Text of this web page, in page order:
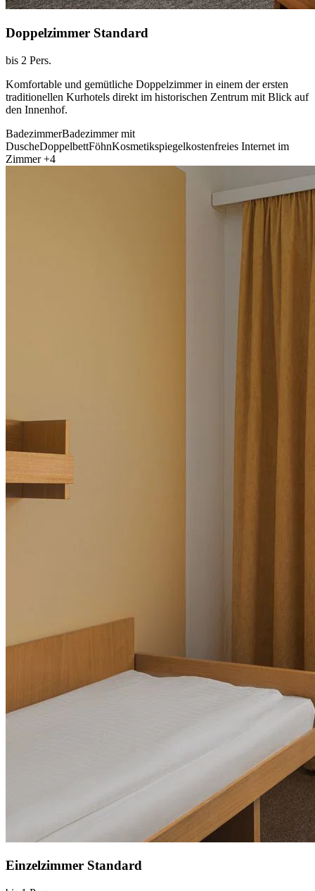
Doppelzimmer Standard
bis 2 Pers.
Komfortable und gemütliche Doppelzimmer in einem der ersten
traditionellen Kurhotels direkt im historischen Zentrum mit Blick auf
den Innenhof.
BadezimmerBadezimmer mit
DuscheDoppelbettFöhnKosmetikspiegelkostenfreies Internet im
Zimmer +4
Einzelzimmer Standard